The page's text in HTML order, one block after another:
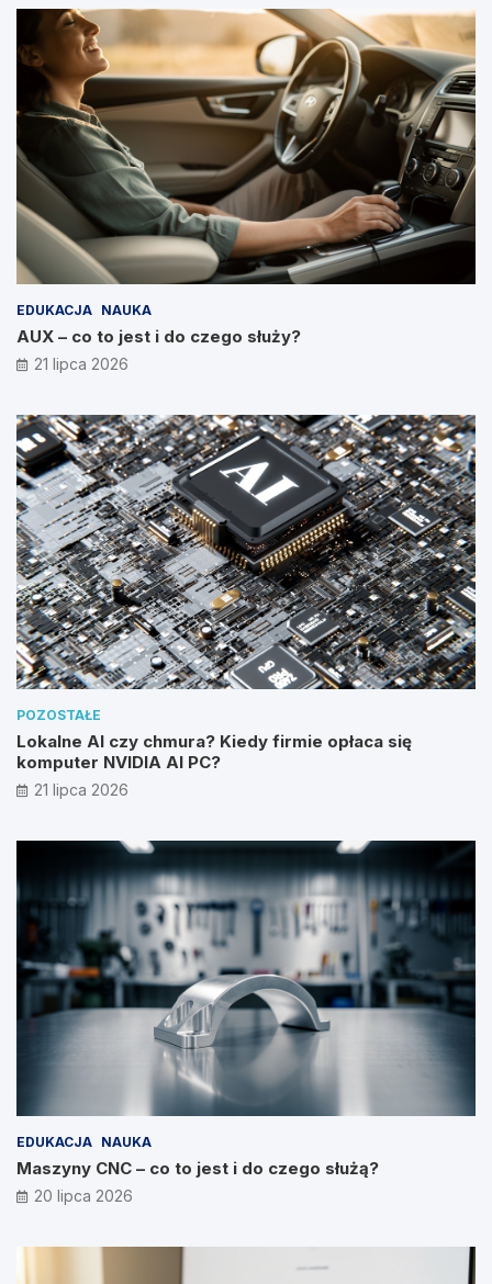
EDUKACJA NAUKA
AUX – co to jest i do czego służy?
21 lipca 2026
POZOSTAŁE
Lokalne AI czy chmura? Kiedy firmie opłaca się
komputer NVIDIA AI PC?
21 lipca 2026
EDUKACJA NAUKA
Maszyny CNC – co to jest i do czego służą?
20 lipca 2026